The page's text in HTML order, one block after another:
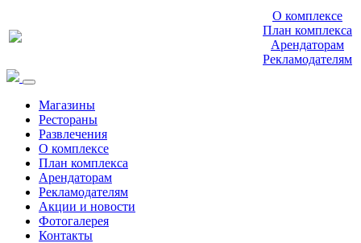
О комплексе
План комплекса
Арендаторам
Рекламодателям
Магазины
Рестораны
Развлечения
О комплексе
План комплекса
Арендаторам
Рекламодателям
Акции и новости
Фотогалерея
Контакты